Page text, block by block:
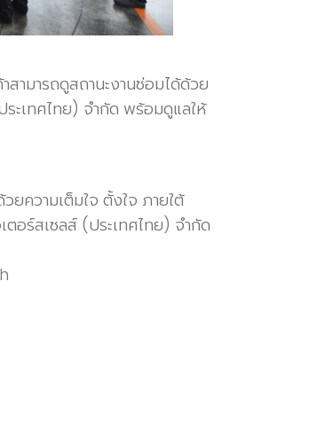
ามารถดูสถานะงานซ่อมได้ด้วย
ะเทศไทย) จำกัด พร้อมดูแลให้
ยความเต็มใจ ตั้งใจ ภายใต้
อร์สเซลส์ (ประเทศไทย) จำกัด